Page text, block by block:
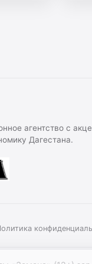
агентство с
Дагестана.